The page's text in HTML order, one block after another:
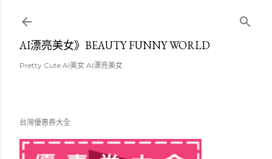
AI漂亮美女》BEAUTY FUNNY WORLD
Pretty Cute AI美女 AI漂亮美女
台灣優惠券大全